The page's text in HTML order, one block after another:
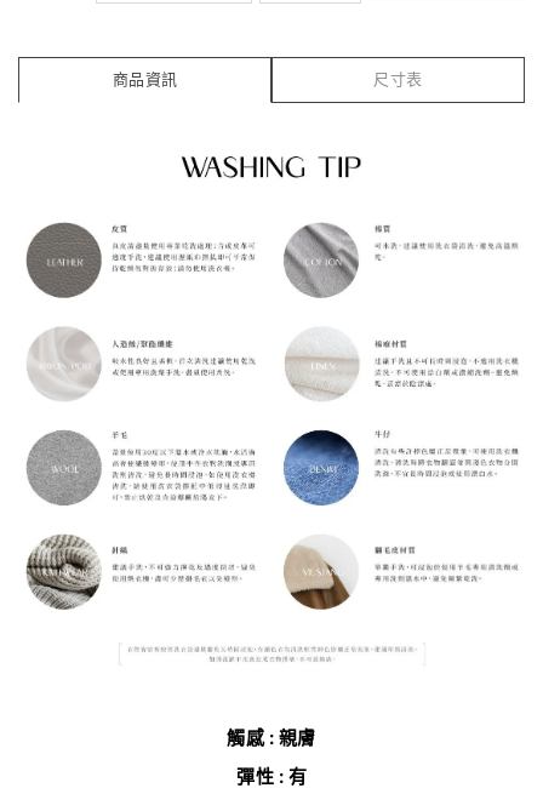
商品資訊 尺寸表
觸感 : 親膚
彈性 : 有